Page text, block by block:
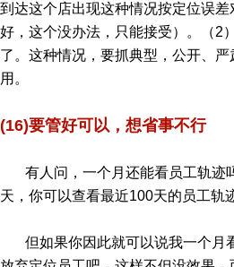
到达这个店出现这种情况按定位误
好，这个没办法，只能接受）。（2
了。这种情况，要抓典型，公开、
用。
(16)要管好可以，想省事不行
有人问，一个月还能看员工轨迹
天，你可以查看最近100天的员工轨
但如果你因此就可以说我一个月